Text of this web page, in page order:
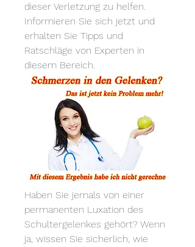
dieser Verletzung zu helfen.
Informieren Sie sich jetzt und
erhalten Sie Tipps und
Ratschläge von Experten in
diesem Bereich.
Haben Sie jemals von einer
permanenten Luxation des
Schultergelenkes gehört? Wenn
ja, wissen Sie sicherlich, wie